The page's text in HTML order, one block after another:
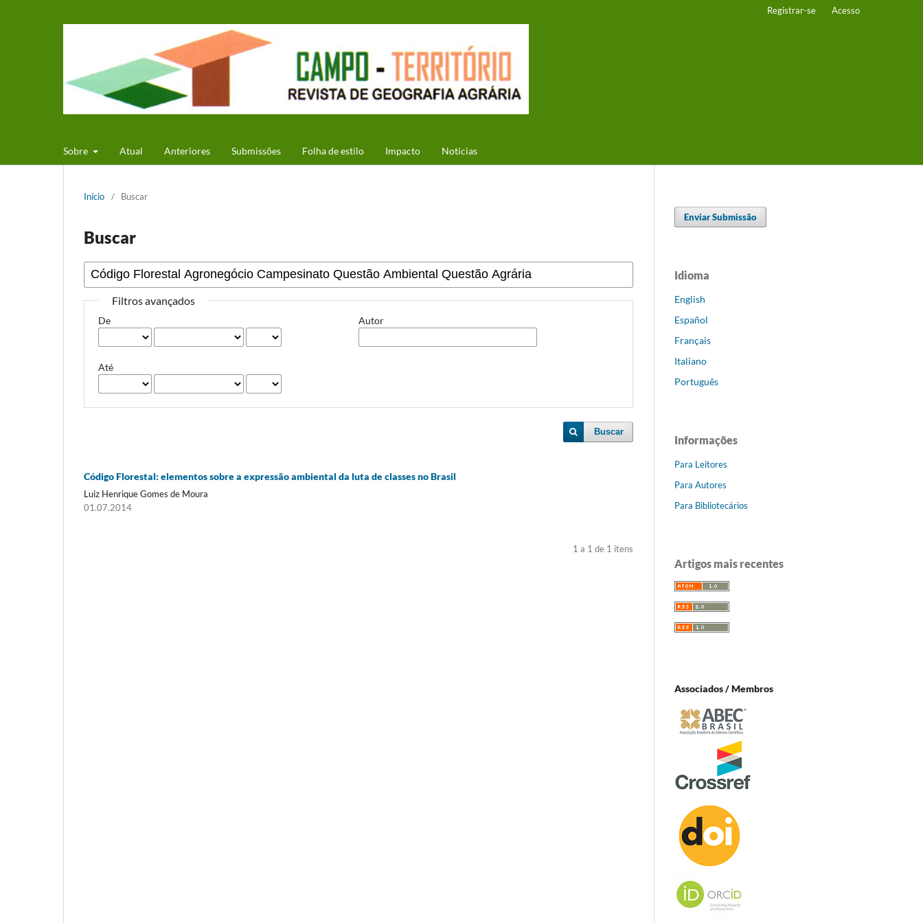
Sobre Atual Anteriores Submissões Folha de estilo Impacto Notícias
Registrar-se Acesso
Início / Buscar
Buscar
Filtros avançados
De
Até
Autor
Buscar
Código Florestal: elementos sobre a expressão ambiental da luta de classes no Brasil
Luiz Henrique Gomes de Moura
01.07.2014
1 a 1 de 1 itens
Enviar Submissão
Idioma
English
Español
Français
Italiano
Português
Informações
Para Leitores
Para Autores
Para Bibliotecários
Artigos mais recentes
Associados / Membros